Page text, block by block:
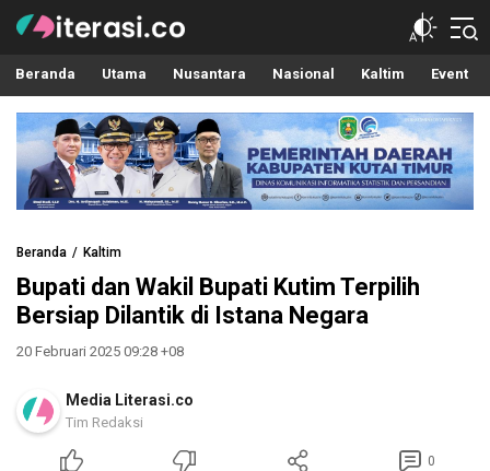
Literasi.co
Pilar Informasi
Beranda Utama Nusantara Nasional Kaltim Event
Beranda Kaltim
Bupati dan Wakil Bupati Kutim Terpilih
Bersiap Dilantik di Istana Negara
20 Februari 2025 09:28 +08
Media Literasi.co
Tim Redaksi
0